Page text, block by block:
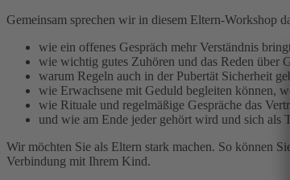
Gemeinsam sprechen wir in diesem Eltern-Workshop
wie ein offenes Gespräch mehr Verständnis
wie wichtig gutes Zuhören und das Reden über
warum Regeln auch in der Pubertät Sicherheit
wie Erwachsene mit Geduld begleiten können,
wie Rituale und regelmäßige Gespräche das
und wie am Ende jeder gehört wird und sich als
Wir möchten Sie als Eltern stark machen. So können
Verbindung mit Ihrem Kind.